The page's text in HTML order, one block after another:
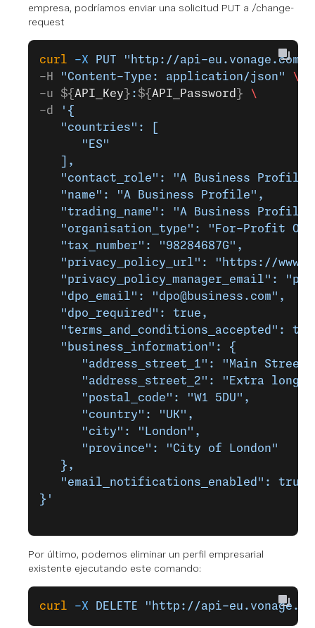
empresa, podríamos enviar una solicitud PUT a /change-
request
curl -X PUT "http://api-eu.vonage.com/
-H
"Content-Type: application/json"
\
-u ${ API_Key } : ${ API_Password }
\
-d
'{
   "countries": [
      "ES"
   ],
"contact_role": "A Business
   "name": "A Business Profile",
"trading_name": "A Business Profile
"organisation_type": "For-Profit
   "tax_number": "98284687G",
"privacy_policy_url": "https://
"privacy_policy_manager_email":
   "dpo_email": "dpo@business.com",
   "dpo_required": true,
"terms_and_conditions_accepted":
   "business_information": {
"address_street_1": "Main Street
"address_street_2": "Extra long
      "postal_code": "W1 5DU",
      "country": "UK",
      "city": "London",
      "province": "City of London"
   },
   "email_notifications_enabled": true
}'
Por último, podemos eliminar un perfil empresarial
existente ejecutando este comando:
curl -X DELETE "http://api-